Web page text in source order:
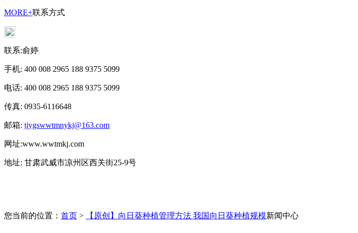
MORE+联系方式
联系:俞婷
手机: 400 008 2965 188 9375 5099
电话: 400 008 2965 188 9375 5099
传真: 0935-6116648
邮箱: tjygswwtmnykj@163.com
网址:www.wwtmkj.com
地址: 甘肃武威市凉州区西关街25-9号
您当前的位置： 首页 > 【原创】向日葵种植管理方法 我国向日葵种植规模新闻中心